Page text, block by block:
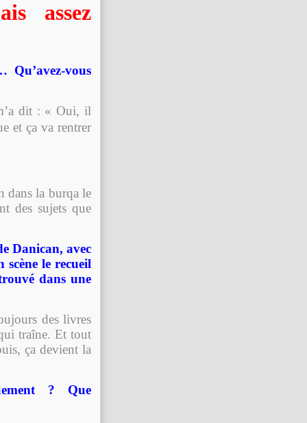
assez
Qu’avez-vous
dit : « Oui, il
et ça va rentrer
dans la burqa le
des sujets que
Danican, avec
le recueil
dans une
des livres
traîne. Et tout
ça devient la
? Que